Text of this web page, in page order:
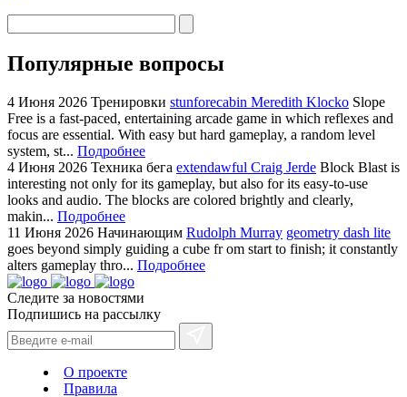
Популярные вопросы
4 Июня 2026 Тренировки stunforecabin Meredith Klocko Slope
Free is a fast-paced, entertaining arcade game in which reflexes and
focus are essential. With easy but hard gameplay, a random level
system, st... Подробнее
4 Июня 2026 Техника бега extendawful Craig Jerde Block Blast is
interesting not only for its gameplay, but also for its easy-to-use
looks and audio. The blocks are colored brightly and clearly,
makin... Подробнее
11 Июня 2026 Начинающим Rudolph Murray geometry dash lite
goes beyond simply guiding a cube fr om start to finish; it constantly
alters gameplay thro... Подробнее
Следите за новостями
Подпишись на рассылку
О проекте
Правила